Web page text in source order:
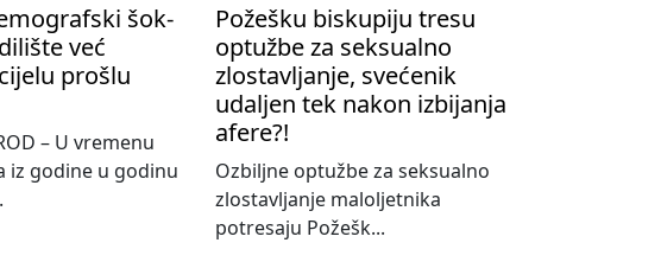
šok-
već
prošlu
– U vremenu
iz godine u godinu
Požešku biskupiju tresu
optužbe za seksualno
zlostavljanje, svećenik
udaljen tek nakon izbijanja
afere?!
Ozbiljne optužbe za seksualno
zlostavljanje maloljetnika
potresaju Požešk...